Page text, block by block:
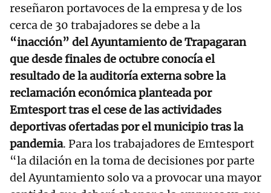
reseñaron portavoces de la empresa y de los
cerca de 30 trabajadores se debe a la
“inacción” del Ayuntamiento de Trapagaran
que desde finales de octubre conocía el
resultado de la auditoría externa sobre la
reclamación económica planteada por
Emtesport tras el cese de las actividades
deportivas ofertadas por el municipio tras la
pandemia. Para los trabajadores de Emtesport
“la dilación en la toma de decisiones por parte
del Ayuntamiento solo va a provocar una mayor